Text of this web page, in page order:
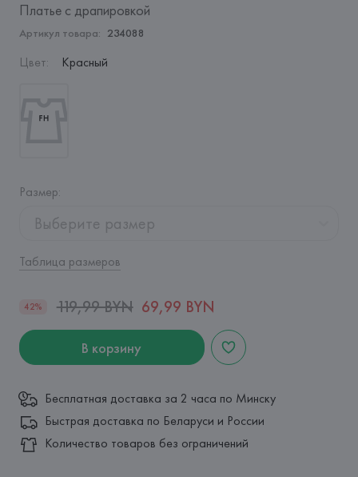
Платье с драпировкой
Артикул товара: 234088
Цвет: Красный
Размер:
Выберите размер
Таблица размеров
42% 119,99 BYN 69,99 BYN
В корзину
Бесплатная доставка за 2 часа по Минску
Быстрая доставка по Беларуси и России
Количество товаров без ограничений